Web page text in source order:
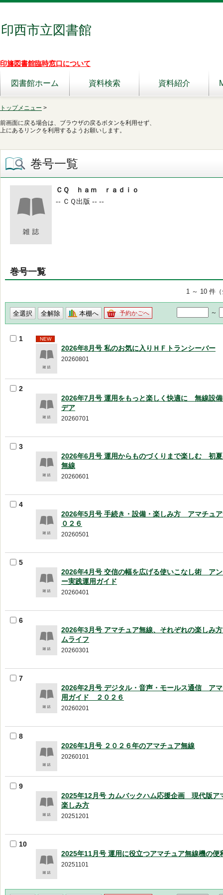
印西市立図書館
印旛図書館臨時窓口について
図書館ホーム 資料検索 資料紹介
トップメニュー >
前画面に戻る場合は、ブラウザの戻るボタンを利用せず、
上にあるリンクを利用するようお願いします。
巻号一覧
ＣＱ ｈａｍ ｒａｄｉｏ
-- ＣＱ出版 -- --
巻号一覧
1 ～ 10 件
本棚へ 予約かごへ ～
1 NEW
2026年8月号 私のお気に入りＨＦトランシーバー
20260801
2
2026年7月号 運用をもっと楽しく快適に 無線設
デア
20260701
3
2026年6月号 運用からものづくりまで楽しむ 初
無線
20260601
4
2026年5月号 手続き・設備・楽しみ方 アマチュ
０２６
20260501
5
2026年4月号 交信の幅を広げる使いこなし術 ア
ー実践運用ガイド
20260401
6
2026年3月号 アマチュア無線、それぞれの楽しみ
ムライフ
20260301
7
2026年2月号 デジタル・音声・モールス通信 ア
用ガイド ２０２６
20260201
8
2026年1月号 ２０２６年のアマチュア無線
20260101
9
2025年12月号 カムバックハム応援企画 現代版ア
楽しみ方
20251201
10
2025年11月号 運用に役立つアマチュア無線機の便
20251101